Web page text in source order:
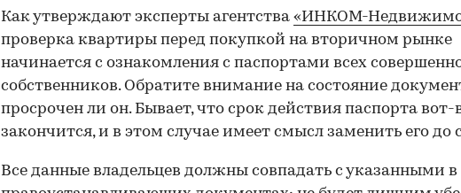
Как утверждают эксперты агентства «ИНКОМ-
проверка квартиры перед покупкой на вторичном рынке
начинается с ознакомления с паспортами всех
собственников. Обратите внимание на состояние
просрочен ли он. Бывает, что срок действия паспорта вот-
закончится, и в этом случае имеет смысл заменить его до
Все данные владельцев должны совпадать с указанными в